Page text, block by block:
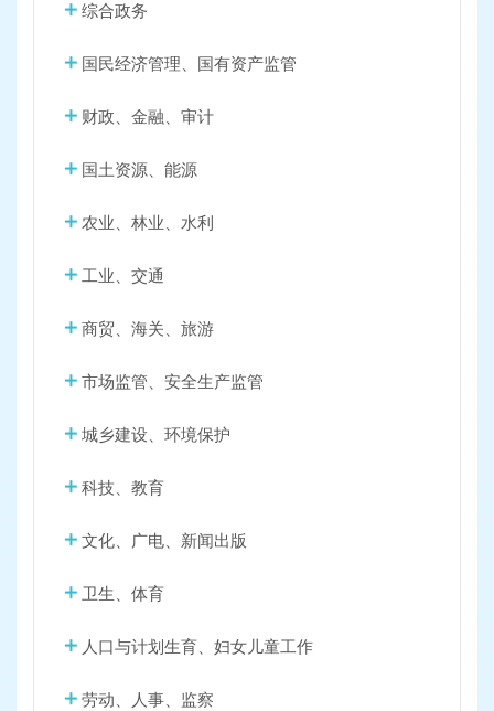
综合政务
国民经济管理、国有资产监管
财政、金融、审计
国土资源、能源
农业、林业、水利
工业、交通
商贸、海关、旅游
市场监管、安全生产监管
城乡建设、环境保护
科技、教育
文化、广电、新闻出版
卫生、体育
人口与计划生育、妇女儿童工作
劳动、人事、监察